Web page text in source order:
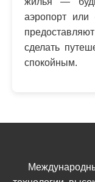
аэропорт или
сделать
спокойным.